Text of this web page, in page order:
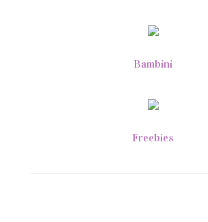
Bambini
Freebies